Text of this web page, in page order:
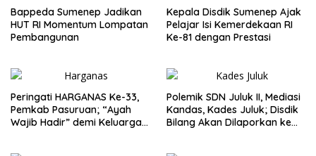
Bappeda Sumenep Jadikan
HUT RI Momentum Lompatan
Pembangunan
Kepala Disdik Sumenep Ajak
Pelajar Isi Kemerdekaan RI
Ke-81 dengan Prestasi
Peringati HARGANAS Ke-33,
Pemkab Pasuruan; “Ayah
Wajib Hadir” demi Keluarga
Polemik SDN Juluk II, Mediasi
Kandas, Kades Juluk; Disdik
Bilang Akan Dilaporkan ke